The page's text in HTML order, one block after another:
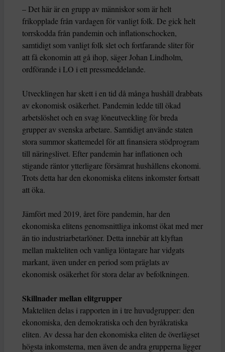
– Det här är en grupp av människor som är helt
frikopplade från vardagen för vanligt folk. De gick helt
torrskodda från pandemin och inflationschocken,
samtidigt som vanligt folk slet och fortfarande sliter för
att få ekonomin att gå ihop, säger Johan Lindholm,
ordförande i LO i ett pressmeddelande.
Utvecklingen har skett i en tid då många hushåll drabbats
av ekonomisk osäkerhet. Pandemin ledde till ökad
arbetslöshet och en svag löneutveckling för breda
grupper av svenska arbetare. Samtidigt använde staten
stora summor skattemedel för att finansiera stödprogram
till näringslivet. Efter pandemin har inflationen och
stigande räntor ytterligare försämrat hushållens ekonomi.
Trots detta har den ekonomiska elitens inkomster fortsatt
att öka.
Jämfört med 2019, året före pandemin, har den
ekonomiska elitens genomsnittliga inkomst ökat med mer
än tio industriarbetarlöner. Detta innebär att klyftan
mellan makteliten och vanliga löntagare har vidgats
markant, även under en period som präglats av
ekonomisk osäkerhet för stora delar av befolkningen.
Skillnader mellan elitgrupper
Makteliten delas i rapporten in i tre huvudgrupper: den
ekonomiska, den demokratiska och den byråkratiska
eliten. Av dessa har den ekonomiska eliten de överlägset
högsta inkomsterna, men även de andra grupperna ligger